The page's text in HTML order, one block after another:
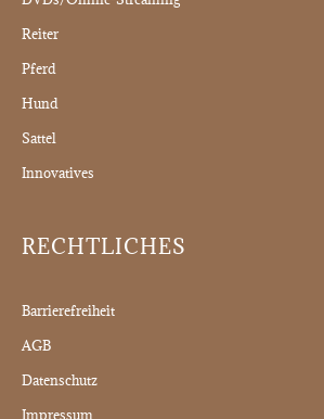
Reiter
Pferd
Hund
Sattel
Innovatives
RECHTLICHES
Barrierefreiheit
AGB
Datenschutz
Impressum